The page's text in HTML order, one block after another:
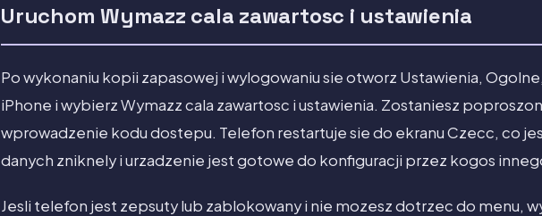
Uruchom Wymazz cala zawartosc i ustawienia
Po wykonaniu kopii zapasowej i wylogowaniu sie otworz Ustawienia,
iPhone i wybierz Wymazz cala zawartosc i ustawienia. Zostaniesz
wprowadzenie kodu dostepu. Telefon restartuje sie do ekranu Czecc, co
danych zniknely i urzadzenie jest gotowe do konfiguracji przez kogos
Jesli telefon jest zepsuty lub zablokowany i nie mozesz dotrzec do menu,